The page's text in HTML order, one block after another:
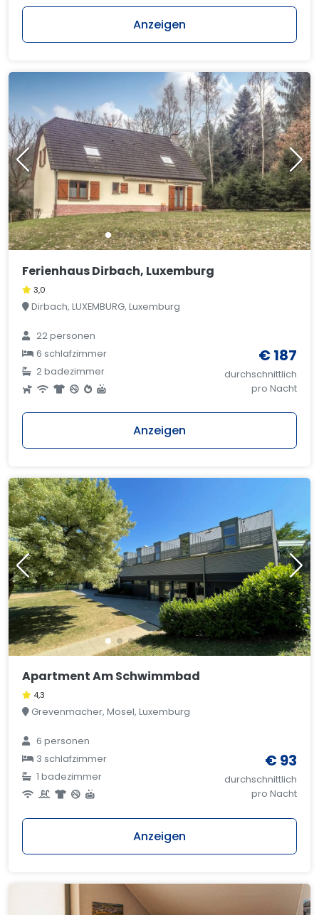
Anzeigen
Ferienhaus Dirbach, Luxemburg
3,0
Dirbach, LUXEMBURG, Luxemburg
22 personen
6 schlafzimmer
2 badezimmer
€ 187
durchschnittlich
pro Nacht
Anzeigen
Apartment Am Schwimmbad
4,3
Grevenmacher, Mosel, Luxemburg
6 personen
3 schlafzimmer
1 badezimmer
€ 93
durchschnittlich
pro Nacht
Anzeigen